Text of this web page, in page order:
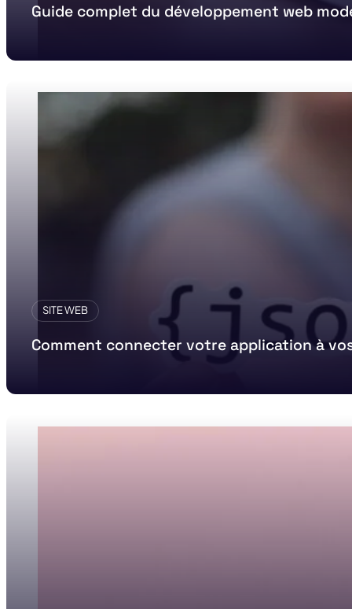
Guide complet du développement web
SITE WEB
Comment connecter votre application à